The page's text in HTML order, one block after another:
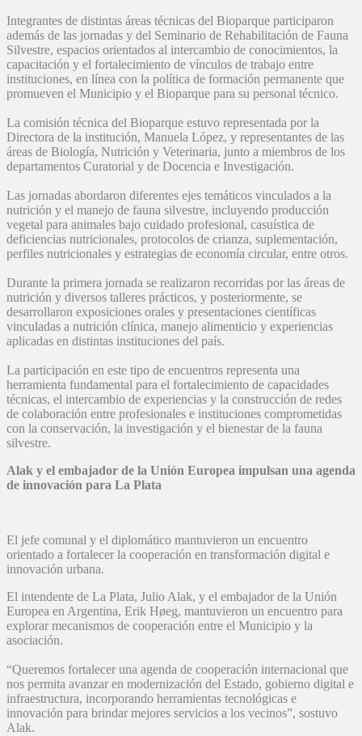
Integrantes de distintas áreas técnicas del Bioparque participaron
además de las jornadas y del Seminario de Rehabilitación de Fauna
Silvestre, espacios orientados al intercambio de conocimientos, la
capacitación y el fortalecimiento de vínculos de trabajo entre
instituciones, en línea con la política de formación permanente que
promueven el Municipio y el Bioparque para su personal técnico.
La comisión técnica del Bioparque estuvo representada por la
Directora de la institución, Manuela López, y representantes de las
áreas de Biología, Nutrición y Veterinaria, junto a miembros de los
departamentos Curatorial y de Docencia e Investigación.
Las jornadas abordaron diferentes ejes temáticos vinculados a la
nutrición y el manejo de fauna silvestre, incluyendo producción
vegetal para animales bajo cuidado profesional, casuística de
deficiencias nutricionales, protocolos de crianza, suplementación,
perfiles nutricionales y estrategias de economía circular, entre otros.
Durante la primera jornada se realizaron recorridas por las áreas de
nutrición y diversos talleres prácticos, y posteriormente, se
desarrollaron exposiciones orales y presentaciones científicas
vinculadas a nutrición clínica, manejo alimenticio y experiencias
aplicadas en distintas instituciones del país.
La participación en este tipo de encuentros representa una
herramienta fundamental para el fortalecimiento de capacidades
técnicas, el intercambio de experiencias y la construcción de redes
de colaboración entre profesionales e instituciones comprometidas
con la conservación, la investigación y el bienestar de la fauna
silvestre.
Alak y el embajador de la Unión Europea impulsan una agenda
de innovación para La Plata
El jefe comunal y el diplomático mantuvieron un encuentro
orientado a fortalecer la cooperación en transformación digital e
innovación urbana.
El intendente de La Plata, Julio Alak, y el embajador de la Unión
Europea en Argentina, Erik Høeg, mantuvieron un encuentro para
explorar mecanismos de cooperación entre el Municipio y la
asociación.
“Queremos fortalecer una agenda de cooperación internacional que
nos permita avanzar en modernización del Estado, gobierno digital e
infraestructura, incorporando herramientas tecnológicas e
innovación para brindar mejores servicios a los vecinos”, sostuvo
Alak.